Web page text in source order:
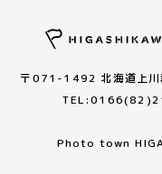
〒071-1492 北海道上
Photo town